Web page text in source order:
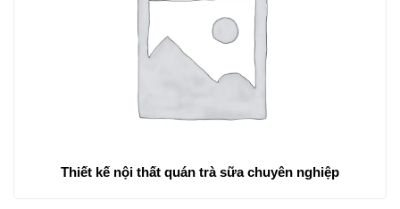
Thiết kế nội thất quán trà sữa chuyên nghiệp